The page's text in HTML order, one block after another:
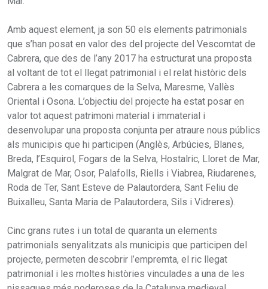
Amb aquest element, ja son 50 els elements patrimonials
que s’han posat en valor des del projecte del Vescomtat de
Cabrera, que des de l’any 2017 ha estructurat una proposta
al voltant de tot el llegat patrimonial i el relat històric dels
Cabrera a les comarques de la Selva, Maresme, Vallès
Oriental i Osona. L’objectiu del projecte ha estat posar en
valor tot aquest patrimoni material i immaterial i
desenvolupar una proposta conjunta per atraure nous públics
als municipis que hi participen (Anglès, Arbúcies, Blanes,
Breda, l’Esquirol, Fogars de la Selva, Hostalric, Lloret de Mar,
Malgrat de Mar, Osor, Palafolls, Riells i Viabrea, Riudarenes,
Roda de Ter, Sant Esteve de Palautordera, Sant Feliu de
Buixalleu, Santa Maria de Palautordera, Sils i Vidreres).
Cinc grans rutes i un total de quaranta un elements
patrimonials senyalitzats als municipis que participen del
projecte, permeten descobrir l’empremta, el ric llegat
patrimonial i les moltes històries vinculades a una de les